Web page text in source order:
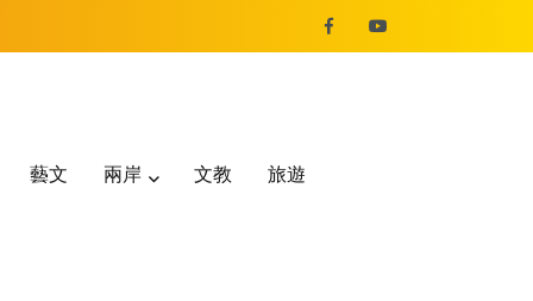
藝文 兩岸 文教 旅遊